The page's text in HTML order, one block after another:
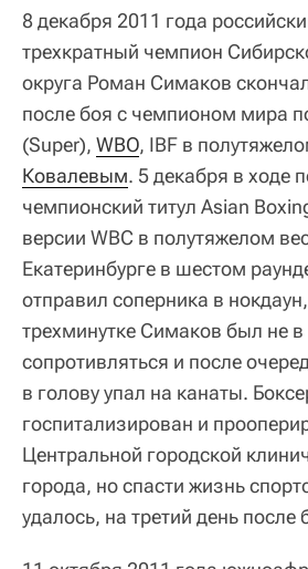
8 декабря 2011 года
трехкратный чемпион
округа Роман Симаков
после боя с чемпионом мира
(Super), WBO, IBF в
Ковалевым. 5 декабря в ходе
чемпионский титул Asian
версии WBC в полутяжелом
Екатеринбурге в шестом
отправил соперника в
трехминутке Симаков был не в
сопротивляться и после
в голову упал на канаты.
госпитализирован и
Центральной городской
города, но спасти жизнь
удалось, на третий день после